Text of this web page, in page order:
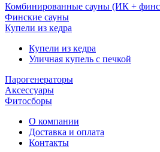
Комбинированные сауны (ИК +
Финские сауны
Купели из кедра
Купели из кедра
Уличная купель с печкой
Парогенераторы
Аксессуары
Фитосборы
О компании
Доставка и оплата
Контакты